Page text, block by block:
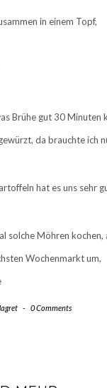
in einem Topf,
Brühe gut 30 Minuten
da brauchte ich
hat es uns sehr
solche Möhren
Wochenmarkt um,
- 0 Comments